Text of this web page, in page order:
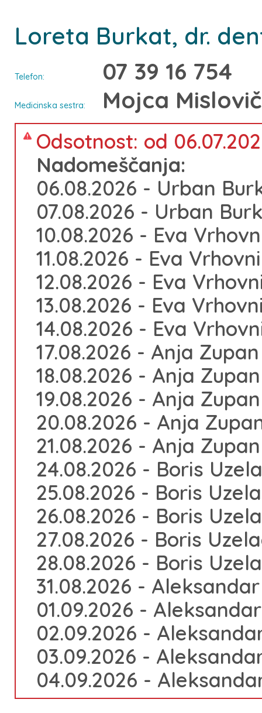
Loreta Burkat, dr.
Telefon: 07 39 16 754
Medicinska sestra: Mojca Mislovič
Odsotnost: od
Nadomeščanja:
06.08.2026 - Urban
07.08.2026 - Urban
10.08.2026 - Eva
11.08.2026 - Eva
12.08.2026 - Eva
13.08.2026 - Eva
14.08.2026 - Eva
17.08.2026 - Anja
18.08.2026 - Anja
19.08.2026 - Anja
20.08.2026 - Anja
21.08.2026 - Anja
24.08.2026 - Boris
25.08.2026 - Boris
26.08.2026 - Boris
27.08.2026 - Boris
28.08.2026 - Boris
31.08.2026 -
01.09.2026 -
02.09.2026 -
03.09.2026 -
04.09.2026 -